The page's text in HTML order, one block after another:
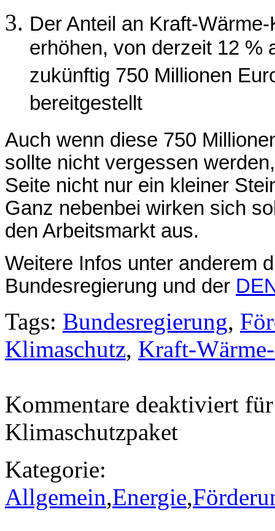
Der Anteil an Kraft-
erhöhen, von derzeit 12 %
zukünftig 750 Millionen
bereitgestellt
Auch wenn diese 750
sollte nicht vergessen
Seite nicht nur ein kleiner
Ganz nebenbei wirken sich
den Arbeitsmarkt aus.
Weitere Infos unter anderem
Bundesregierung und der
Tags: Bundesregierung,
Klimaschutz, Kraft-
Kommentare deaktiviert
Klimaschutzpaket
Kategorie:
Allgemein,Energie,